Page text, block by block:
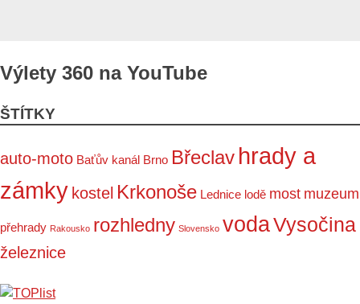
Výlety 360 na YouTube
ŠTÍTKY
auto-moto Baťův kanál Brno Břeclav hrady a
zámky kostel Krkonoše Lednice lodě most muzeum
přehrady Rakousko rozhledny Slovensko vodaVysočina
železnice